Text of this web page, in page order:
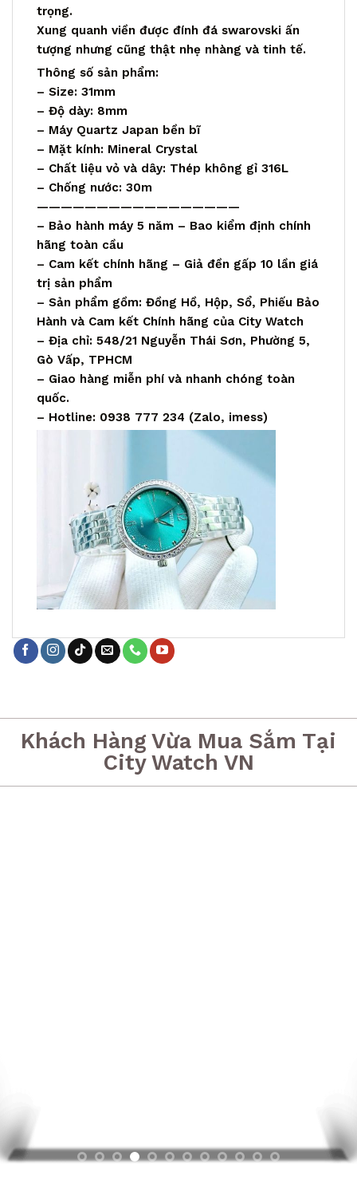
trọng.
Xung quanh viền được đính đá swarovski ấn
tượng nhưng cũng thật nhẹ nhàng và tinh tế.
Thông số sản phẩm:
– Size: 31mm
– Độ dày: 8mm
– Máy Quartz Japan bền bĩ
– Mặt kính: Mineral Crystal
– Chất liệu vỏ và dây: Thép không gỉ 316L
– Chống nước: 30m
—————————————————
– Bảo hành máy 5 năm – Bao kiểm định chính
hãng toàn cầu
– Cam kết chính hãng – Giả đền gấp 10 lần giá
trị sản phẩm
– Sản phẩm gồm: Đồng Hồ, Hộp, Sổ, Phiếu Bảo
Hành và Cam kết Chính hãng của City Watch
– Địa chỉ: 548/21 Nguyễn Thái Sơn, Phường 5,
Gò Vấp, TPHCM
– Giao hàng miễn phí và nhanh chóng toàn
quốc.
– Hotline: 0938 777 234 (Zalo, imess)
Khách Hàng Vừa Mua Sắm Tại
City Watch VN